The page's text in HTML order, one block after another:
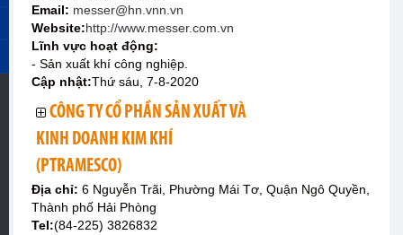
Email: messer@hn.vnn.vn
Website:http://www.messer.com.vn
Lĩnh vực hoạt động:
- Sản xuất khí công nghiệp.
Cập nhật:Thứ sáu, 7-8-2020
CÔNG TY CỔ PHẦN SẢN XUẤT VÀ
KINH DOANH KIM KHÍ
(PTRAMESCO)
Địa chỉ: 6 Nguyễn Trãi, Phường Mái Tơ, Quận Ngô Quyền,
Thành phố Hải Phòng
Tel:(84-225) 3826832